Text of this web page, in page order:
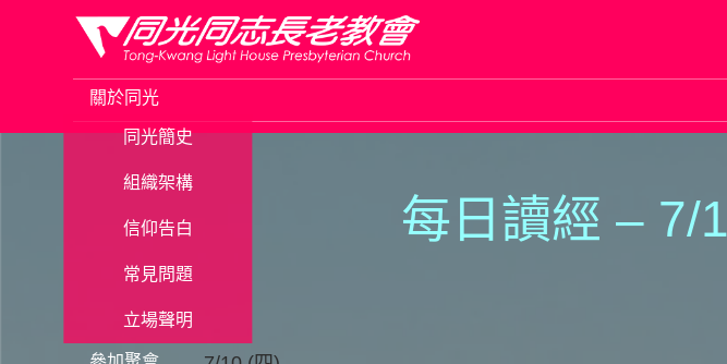
content
關於同光
同光簡史
組織架構
信仰告白
常見問題
立場聲明
每日讀經 – 7/1